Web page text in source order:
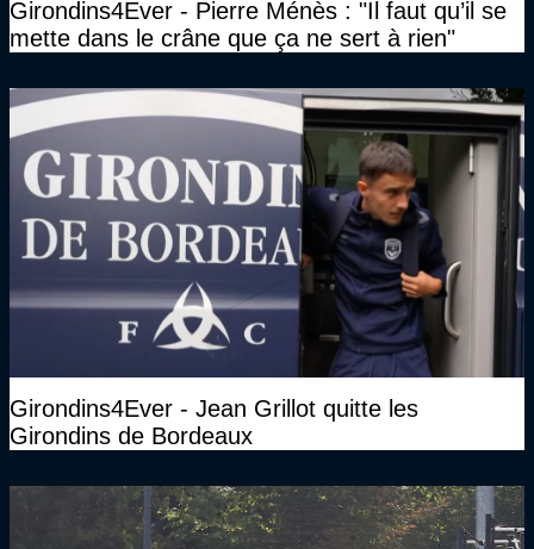
Girondins4Ever - Pierre Ménès : "Il faut qu’il se
mette dans le crâne que ça ne sert à rien"
Girondins4Ever - Jean Grillot quitte les
Girondins de Bordeaux